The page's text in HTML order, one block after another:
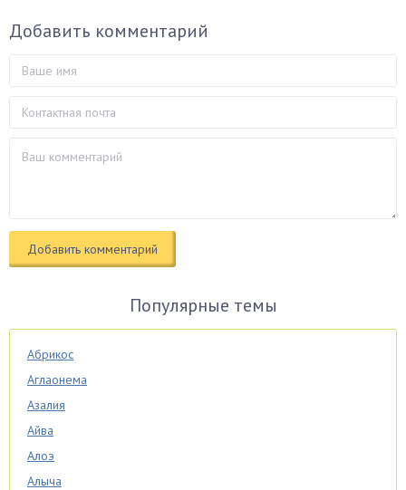
Добавить комментарий
Популярные темы
Абрикос
Аглаонема
Азалия
Айва
Алоэ
Алыча